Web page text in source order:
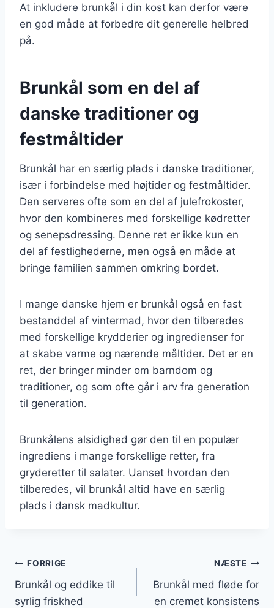
At inkludere brunkål i din kost kan derfor være
en god måde at forbedre dit generelle helbred
på.
Brunkål som en del af
danske traditioner og
festmåltider
Brunkål har en særlig plads i danske traditioner,
især i forbindelse med højtider og festmåltider.
Den serveres ofte som en del af julefrokoster,
hvor den kombineres med forskellige kødretter
og senepsdressing. Denne ret er ikke kun en
del af festlighederne, men også en måde at
bringe familien sammen omkring bordet.
I mange danske hjem er brunkål også en fast
bestanddel af vintermad, hvor den tilberedes
med forskellige krydderier og ingredienser for
at skabe varme og nærende måltider. Det er en
ret, der bringer minder om barndom og
traditioner, og som ofte går i arv fra generation
til generation.
Brunkålens alsidighed gør den til en populær
ingrediens i mange forskellige retter, fra
gryderetter til salater. Uanset hvordan den
tilberedes, vil brunkål altid have en særlig
plads i dansk madkultur.
Indlægsnavigation
FORRIGE
Brunkål og eddike til
syrlig friskhed
NÆSTE
Brunkål med fløde for
en cremet konsistens